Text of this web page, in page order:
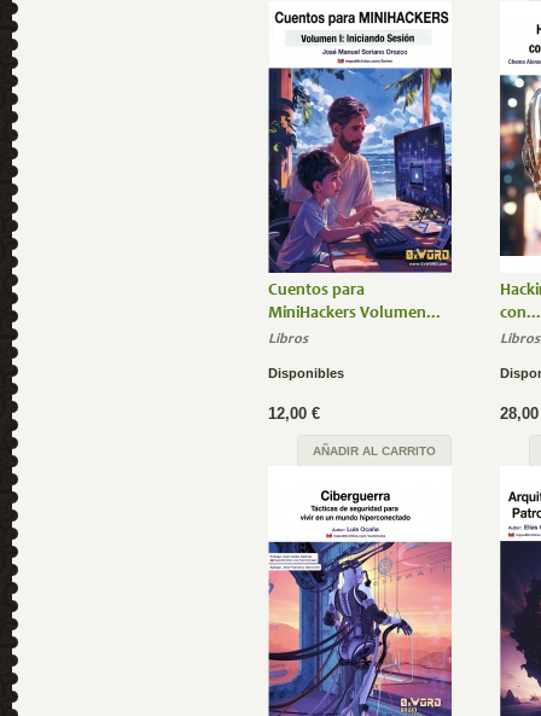
Cuentos para
MiniHackers Volumen...
Libros
Disponibles
12,00 €
AÑADIR AL CARRITO
con...
Libros